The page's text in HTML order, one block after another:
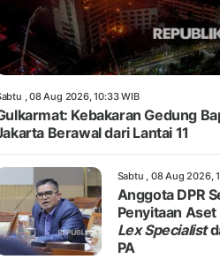
, 08 Aug 2026, 10:33 WIB
Kebakaran Gedung
Berawal dari Lantai 11
Sabtu , 08 Aug 2026,
Anggota DPR
Penyitaan Aset
Lex Specialist
PA